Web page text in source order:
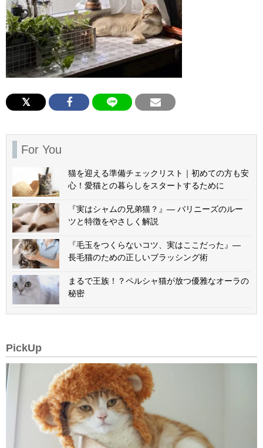
For You
猫を迎える準備チェックリスト｜初めての方も安
心！愛猫との暮らしをスタートするために
『実はシャムの兄弟猫？』— バリニーズのルー
ツと特徴をやさしく解説
『毛玉をつくらないコツ、実はここだった』—
長毛猫のための正しいブラッシング術
まるで王族！？ペルシャ猫が放つ優雅なオーラの
秘密
PickUp